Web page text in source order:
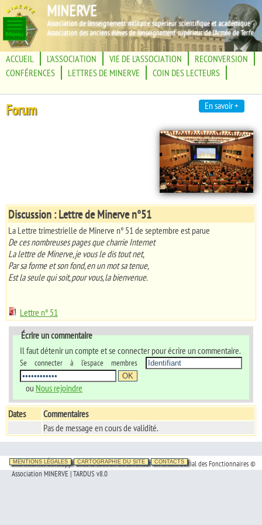
En savoir +
Association de l'enseignement militaire supérieur scientifique et académique
Association des anciens élèves de l'enseignement supérieur de l'Armée de Terre
MINERVE
ACCUEIL L'ASSOCIATION VIE DE L'ASSOCIATION
RECONVERSION
CONFÉRENCES
LETTRES DE MINERVE COIN DES LECTEURS
Forum
Discussion : Lettre de Minerve n°51
La Lettre trimestrielle de Minerve n° 51 de septembre est parue
De ces nombreuses pages que charrie Internet
La lettre de Minerve, je vous le dis tout net,
Par sa forme et son fond, en un mot sa tenue,
Est la seule qui soit, pour vous, la bienvenue.
Lettre n° 51
Écrire un commentaire
Il faut détenir un compte et se connecter pour écrire un commentaire.
Se connecter à l'espace membres
ou Nous rejoindre
Dates
Commentaires
Pas de message en cours de validité.
MENTIONS LÉGALES CARTOGRAPHIE DU SITE CONTACTS
Site Internet développé avec le soutien de la Fondation Crédit Social des Fonctionnaires ©
Association MINERVE | TARDUS v8.0